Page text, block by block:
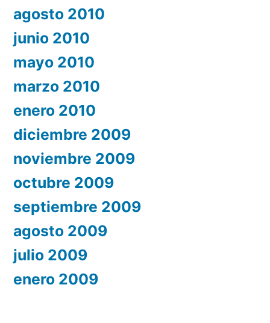
agosto 2010
junio 2010
mayo 2010
marzo 2010
enero 2010
diciembre 2009
noviembre 2009
octubre 2009
septiembre 2009
agosto 2009
julio 2009
enero 2009